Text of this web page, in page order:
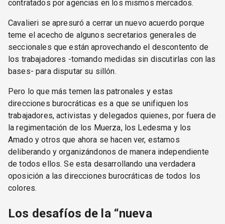
contratados por agencias en los mismos mercados.
Cavalieri se apresuró a cerrar un nuevo acuerdo porque
teme el acecho de algunos secretarios generales de
seccionales que están aprovechando el descontento de
los trabajadores -tomando medidas sin discutirlas con las
bases- para disputar su sillón.
Pero lo que más temen las patronales y estas
direcciones burocráticas es a que se unifiquen los
trabajadores, activistas y delegados quienes, por fuera de
la regimentación de los Muerza, los Ledesma y los
Amado y otros que ahora se hacen ver, estamos
deliberando y organizándonos de manera independiente
de todos ellos. Se esta desarrollando una verdadera
oposición a las direcciones burocráticas de todos los
colores.
Los desafíos de la “nueva